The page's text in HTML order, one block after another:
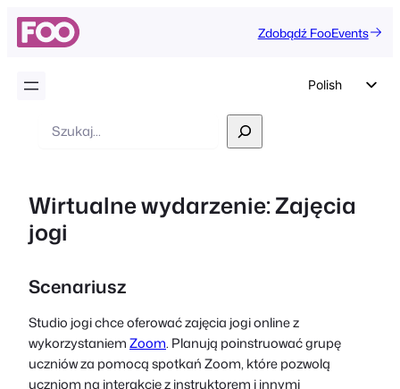
Zdobądź FooEvents
Polish
Spanish
Greek
Wyszukiwanie
Wirtualne wydarzenie: Zajęcia
jogi
Scenariusz
Studio jogi chce oferować zajęcia jogi online z
wykorzystaniemZoom. Planują poinstruować grupę
uczniów za pomocą spotkań Zoom, które pozwolą
uczniom na interakcję z instruktorem i innymi